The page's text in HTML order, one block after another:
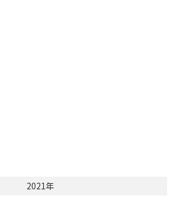
2021年